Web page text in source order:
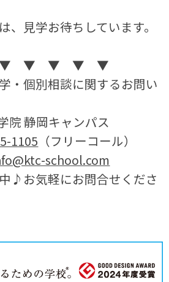
、見学お待ちしています。
▼ ▼ ▼ ▼
・個別相談に関するお問い
院 静岡キャンパス
1105 （フリーコール）
school.com
♪お気軽にお問合せくださ